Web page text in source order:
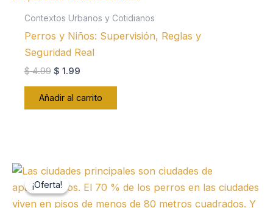
Contextos Urbanos y Cotidianos
Perros y Niños: Supervisión, Reglas y
Seguridad Real
$4.99 El
original
$ 1.99El
actual
Añadir al carrito
¡Oferta!
¡Oferta!